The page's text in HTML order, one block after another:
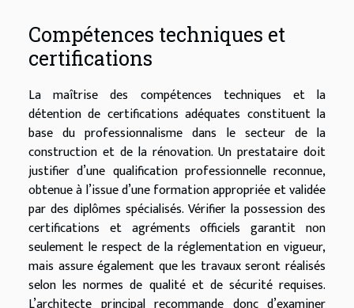
Compétences techniques et
certifications
La maîtrise des compétences techniques et la
détention de certifications adéquates constituent la
base du professionnalisme dans le secteur de la
construction et de la rénovation. Un prestataire doit
justifier d’une qualification professionnelle reconnue,
obtenue à l’issue d’une formation appropriée et validée
par des diplômes spécialisés. Vérifier la possession des
certifications et agréments officiels garantit non
seulement le respect de la réglementation en vigueur,
mais assure également que les travaux seront réalisés
selon les normes de qualité et de sécurité requises.